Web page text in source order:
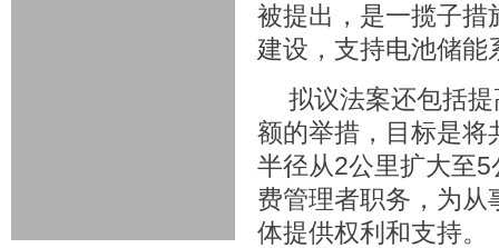
被提出，是一揽子措
建设，支持电池储能
拟议法案还包括
额的举措，目标是将
半径从2公里扩大至
费管理者职务，为从
体提供权利和支持。